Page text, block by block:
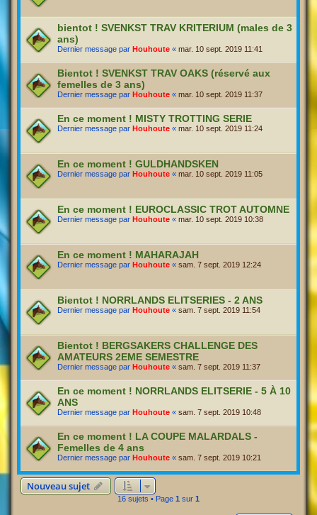
bientot ! SVENKST TRAV KRITERIUM (males de 3
ans)
Dernier message par Houhoute « mar. 10 sept. 2019 11:41
Bientot ! SVENKST TRAV OAKS (réservé aux
femelles de 3 ans)
Dernier message par Houhoute « mar. 10 sept. 2019 11:37
En ce moment ! MISTY TROTTING SERIE
Dernier message par Houhoute « mar. 10 sept. 2019 11:24
En ce moment ! GULDHANDSKEN
Dernier message par Houhoute « mar. 10 sept. 2019 11:05
En ce moment ! EUROCLASSIC TROT AUTOMNE
Dernier message par Houhoute « mar. 10 sept. 2019 10:38
En ce moment ! MAHARAJAH
Dernier message par Houhoute « sam. 7 sept. 2019 12:24
Bientot ! NORRLANDS ELITSERIES - 2 ANS
Dernier message par Houhoute « sam. 7 sept. 2019 11:54
Bientot ! BERGSAKERS CHALLENGE DES
AMATEURS 2EME SEMESTRE
Dernier message par Houhoute « sam. 7 sept. 2019 11:37
En ce moment ! NORRLANDS ELITSERIE - 5 À 10
ANS
Dernier message par Houhoute « sam. 7 sept. 2019 10:48
En ce moment ! LA COUPE MALARDALS -
Femelles de 4 ans
Dernier message par Houhoute « sam. 7 sept. 2019 10:21
Nouveau sujet
16 sujets • Page 1 sur 1